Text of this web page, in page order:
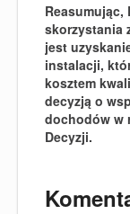
Reasumując,
skorzystania
jest
instalacji,
kosztem
decyzją o
dochodów w
Decyzji.